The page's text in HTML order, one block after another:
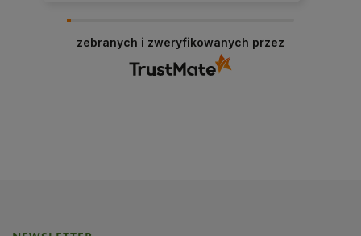
zebranych i zweryfikowanych przez